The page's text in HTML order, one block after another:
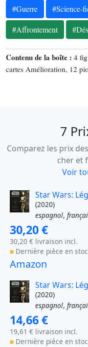
#Guerre #Science-
#Affrontement
#Dés
Contenu de la boîte : 4
cartes Amélioration, 12
7
Comparez les prix
cher et
Voir
Star Wars:
(2020)
espagnol,
30,20 €
30,20 € livraison incl.
Dernière pièce en
Amazon
Star Wars:
(2020)
espagnol,
14,66 €
19,61 € livraison incl.
Dernière pièce en